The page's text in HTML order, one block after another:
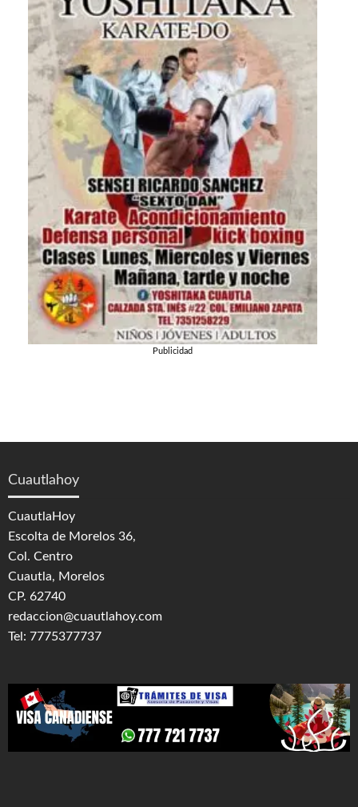
Publicidad
Cuautlahoy
CuautlaHoy
Escolta de Morelos 36,
Col. Centro
Cuautla, Morelos
CP. 62740
redaccion@cuautlahoy.com
Tel: 7775377737